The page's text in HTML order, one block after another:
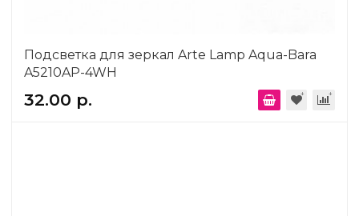
Подсветка для зеркал Arte Lamp Aqua-Bara
A5210AP-4WH
32.00 р.